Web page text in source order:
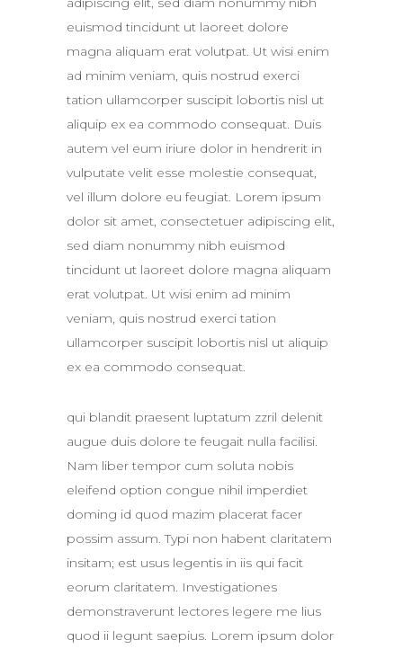
euismod tincidunt ut laoreet dolore
magna aliquam erat volutpat. Ut wisi enim
ad minim veniam, quis nostrud exerci
tation ullamcorper suscipit lobortis nisl ut
aliquip ex ea commodo consequat. Duis
autem vel eum iriure dolor in hendrerit in
vulputate velit esse molestie consequat,
vel illum dolore eu feugiat. Lorem ipsum
dolor sit amet, consectetuer adipiscing elit,
sed diam nonummy nibh euismod
tincidunt ut laoreet dolore magna aliquam
erat volutpat. Ut wisi enim ad minim
veniam, quis nostrud exerci tation
ullamcorper suscipit lobortis nisl ut aliquip
ex ea commodo consequat.
qui blandit praesent luptatum zzril delenit
augue duis dolore te feugait nulla facilisi.
Nam liber tempor cum soluta nobis
eleifend option congue nihil imperdiet
doming id quod mazim placerat facer
possim assum. Typi non habent claritatem
insitam; est usus legentis in iis qui facit
eorum claritatem. Investigationes
demonstraverunt lectores legere me lius
quod ii legunt saepius. Lorem ipsum dolor